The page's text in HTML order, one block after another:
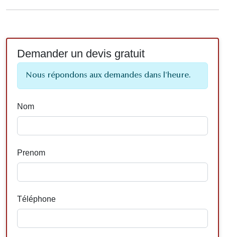
Demander un devis gratuit
Nous répondons aux demandes dans l'heure.
Nom
Prenom
Téléphone